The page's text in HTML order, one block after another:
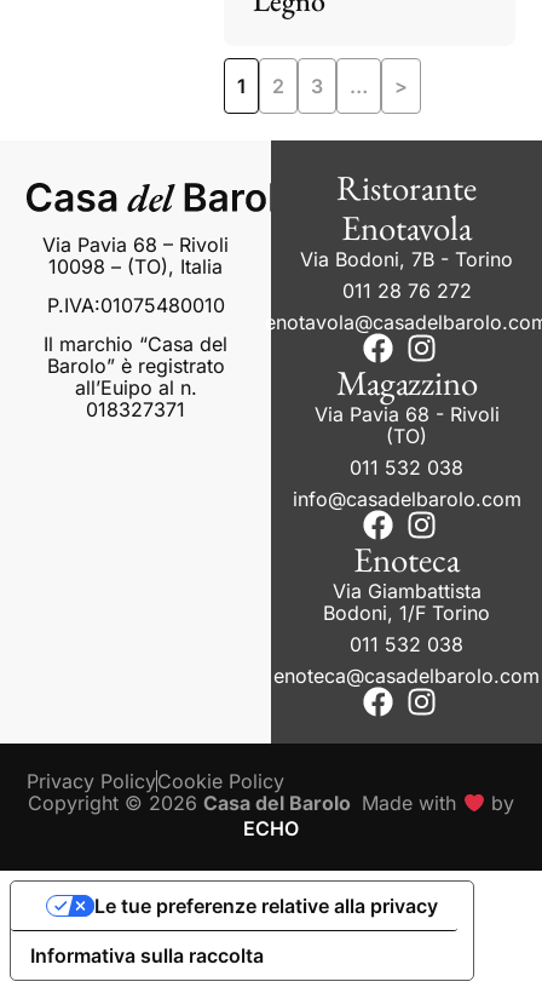
1 2 3 … >
Via Pavia 68 – Rivoli
10098 – (TO), Italia
P.IVA:01075480010
Il marchio “Casa del
Barolo” è registrato
all’Euipo al n.
018327371
Ristorante
Enotavola
Via Bodoni, 7B - Torino
011 28 76 272
Magazzino
Via Pavia 68 - Rivoli
(TO)
011 532 038
info@casadelbarolo.com
Enoteca
Via Giambattista
Bodoni, 1/F Torino
011 532 038
enoteca@casadelbarolo.com
Copyright © 2026Casa del Barolo Made with
by
ECHO
Privacy PolicyCookie Policy
Informativa sulla raccolta
Le tue preferenze relative alla privacy